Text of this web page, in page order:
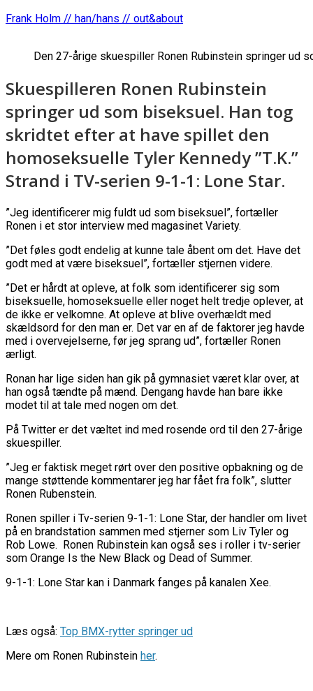
Frank Holm // han/hans // out&about
Den 27-årige skuespiller Ronen Rubinstein springer ud
Skuespilleren Ronen Rubinstein
springer ud som biseksuel. Han tog
skridtet efter at have spillet den
homoseksuelle Tyler Kennedy ”T.K.”
Strand i TV-serien 9-1-1: Lone Star.
”Jeg identificerer mig fuldt ud som biseksuel”, fortæller
Ronen i et stor interview med magasinet Variety.
”Det føles godt endelig at kunne tale åbent om det. Have det
godt med at være biseksuel”, fortæller stjernen videre.
”Det er hårdt at opleve, at folk som identificerer sig som
biseksuelle, homoseksuelle eller noget helt tredje oplever, at
de ikke er velkomne. At opleve at blive overhældt med
skældsord for den man er. Det var en af de faktorer jeg havde
med i overvejelserne, før jeg sprang ud”, fortæller Ronen
ærligt.
Ronan har lige siden han gik på gymnasiet været klar over, at
han også tændte på mænd. Dengang havde han bare ikke
modet til at tale med nogen om det.
På Twitter er det væltet ind med rosende ord til den 27-årige
skuespiller.
”Jeg er faktisk meget rørt over den positive opbakning og de
mange støttende kommentarer jeg har fået fra folk”, slutter
Ronen Rubenstein.
Ronen spiller i Tv-serien 9-1-1: Lone Star, der handler om livet
på en brandstation sammen med stjerner som Liv Tyler og
Rob Lowe. Ronen Rubinstein kan også ses i roller i tv-serier
som Orange Is the New Black og Dead of Summer.
9-1-1: Lone Star kan i Danmark fanges på kanalen Xee.
Læs også: Top BMX-rytter springer ud
Mere om Ronen Rubinstein her.